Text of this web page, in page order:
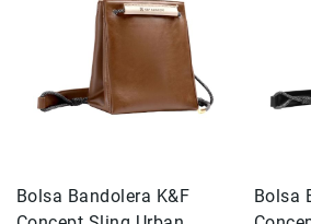
y
Mantenimiento
Follow
Focus
Accesorios
Sistemas
de
Bolsa Bandolera K&F
Bolsa